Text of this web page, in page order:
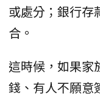
或處分；銀行存
合。
這時候，如果家
錢、有人不願意